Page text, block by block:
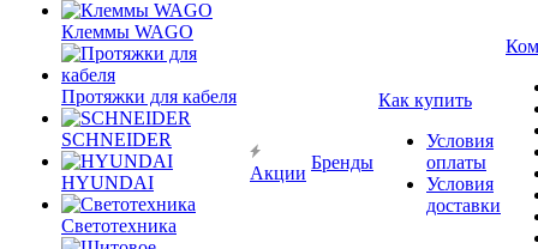
Клеммы WAGO
Протяжки для кабеля
SCHNEIDER
HYUNDAI
Светотехника
Акции
Бренды
Как купить
Условия
оплаты
Условия
доставки